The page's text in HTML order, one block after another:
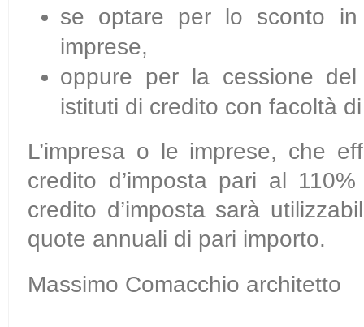
se optare per lo sconto in
imprese,
oppure per la cessione
istituti di credito con facoltà
L’impresa o le imprese, che
credito d’imposta pari al
credito d’imposta sarà
quote annuali di pari importo.
Massimo Comacchio architetto